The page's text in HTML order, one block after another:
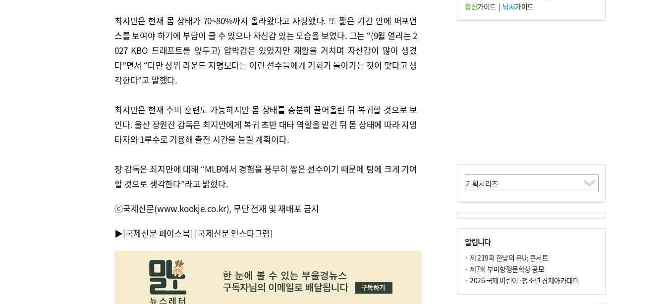
최지만은 현재 몸 상태가 70~80%까지 올라왔다고 자평했다. 또 짧은 기간 안에 퍼포먼
스를 보여야 하기에 부담이 클 수 있으나 자신감 있는 모습을 보였다. 그는 “(9월 열리는 2
027 KBO 드래프트를 앞두고) 압박감은 있었지만 재활을 거치며 자신감이 많이 생겼
다”면서 “다만 상위 라운드 지명보다는 어린 선수들에게 기회가 돌아가는 것이 맞다고 생
각한다”고 말했다.
최지만은 현재 수비 훈련도 가능하지만 몸 상태를 충분히 끌어올린 뒤 복귀할 것으로 보
인다. 울산 장원진 감독은 최지만에게 복귀 초반 대타 역할을 맡긴 뒤 몸 상태에 따라 지명
타자와 1루수로 기용해 출전 시간을 늘릴 계획이다.
장 감독은 최지만에 대해 “MLB에서 경험을 풍부히 쌓은 선수이기 때문에 팀에 크게 기여
할 것으로 생각한다”라고 밝혔다.
ⓒ국제신문(www.kookje.co.kr), 무단 전재 및 재배포 금지
▶[국제신문 페이스북] [국제신문 인스타그램]
사망
등산가이드| 낚시가이드
알립니다
· 제 219회 한낮의 유U; 콘서트
· 제7회 부마항쟁문학상 공모
· 2026 국제 어린이·청소년 경제아카데미